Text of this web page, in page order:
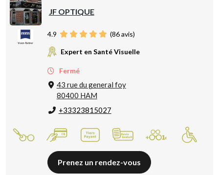
JF OPTIQUE
4.9 (86avis)
Expert en Santé Visuelle
Fermé
43 rue du general foy
80400 HAM
+33323815027
Prenez un rendez-vous